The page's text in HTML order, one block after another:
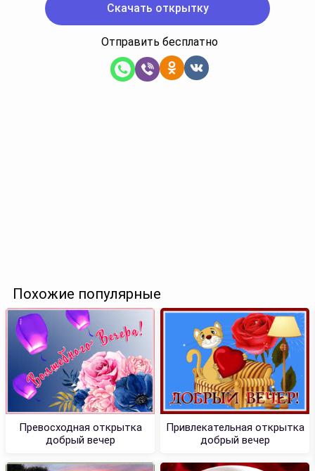
Скачать открытку
Отправить бесплатно
Похожие популярные
Превосходная открытка
добрый вечер
Привлекательная открытка
добрый вечер